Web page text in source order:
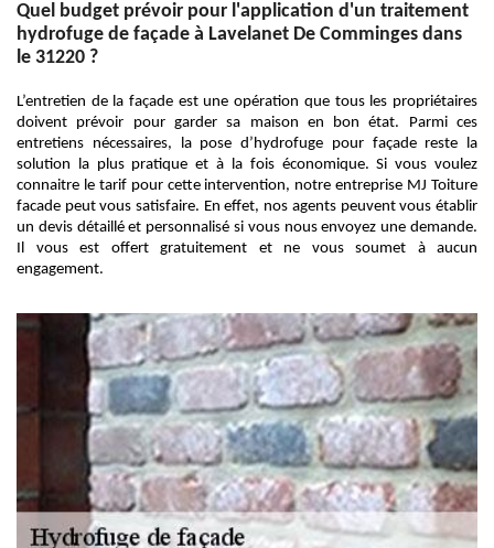
Quel budget prévoir pour l'application d'un traitement
hydrofuge de façade à Lavelanet De Comminges dans
le 31220 ?
L’entretien de la façade est une opération que tous les propriétaires
doivent prévoir pour garder sa maison en bon état. Parmi ces
entretiens nécessaires, la pose d’hydrofuge pour façade reste la
solution la plus pratique et à la fois économique. Si vous voulez
connaitre le tarif pour cette intervention, notre entreprise MJ Toiture
facade peut vous satisfaire. En effet, nos agents peuvent vous établir
un devis détaillé et personnalisé si vous nous envoyez une demande.
Il vous est offert gratuitement et ne vous soumet à aucun
engagement.